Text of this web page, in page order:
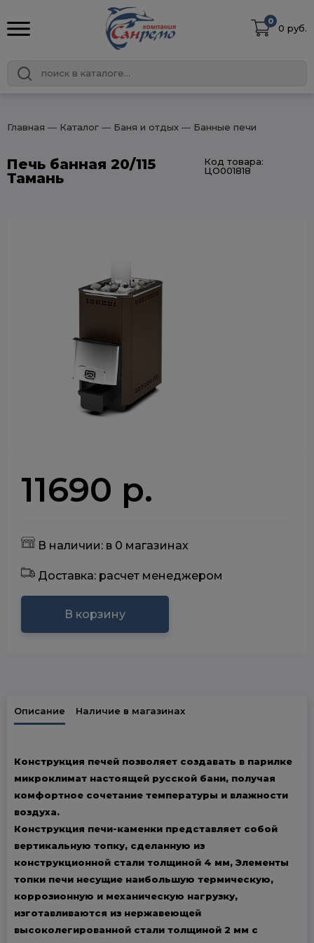
0
0 руб.
Главная ― Каталог ― Баня и отдых ― Банные печи
Печь банная 20/115
Тамань
Код товара:
ЦО001818
11690 р.
В наличии: в 0 магазинах
Доставка: расчет менеджером
В корзину
Описание Наличие в магазинах
Конструкция печей позволяет создавать в парилке
микроклимат настоящей русской бани, получая
комфортное сочетание температуры и влажности
воздуха.
Конструкция печи-каменки представляет собой
вертикальную топку, сделанную из
конструкционной стали толщиной 4 мм, Элементы
топки печи несущие наибольшую термическую,
коррозионную и механическую нагрузку,
изготавливаются из нержавеющей
высоколегированной стали толщиной 2 мм с